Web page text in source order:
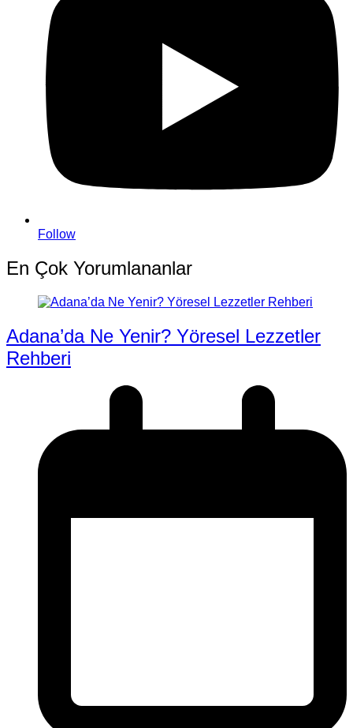
Follow
En Çok Yorumlananlar
Adana’da Ne Yenir? Yöresel Lezzetler
Rehberi